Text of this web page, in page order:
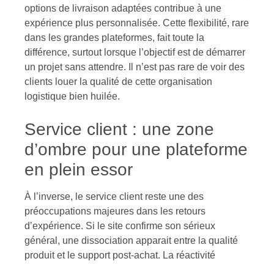
options de livraison adaptées contribue à une
expérience plus personnalisée. Cette flexibilité, rare
dans les grandes plateformes, fait toute la
différence, surtout lorsque l’objectif est de démarrer
un projet sans attendre. Il n’est pas rare de voir des
clients louer la qualité de cette organisation
logistique bien huilée.
Service client : une zone
d’ombre pour une plateforme
en plein essor
À l’inverse, le service client reste une des
préoccupations majeures dans les retours
d’expérience. Si le site confirme son sérieux
général, une dissociation apparait entre la qualité
produit et le support post-achat. La réactivité